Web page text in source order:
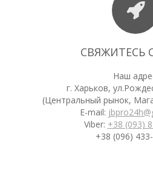
СВЯЖИТЕСЬ
Наш
г. Харьков,
(Центральный рынок,
E-mail:
Viber: +38 (093)
+38 (096)